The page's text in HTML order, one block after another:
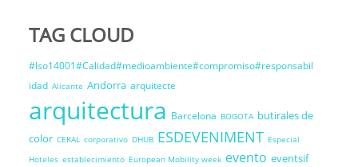
TAG CLOUD
#Iso14001#Calidad#medioambiente#compromiso#responsabil
idad Alicante Andorra arquitecte
arquitectura Barcelona BOGOTA butirales de
color CEKAL corporativo DHUB ESDEVENIMENT Especial
Hoteles establecimiento European Mobility week evento eventsif